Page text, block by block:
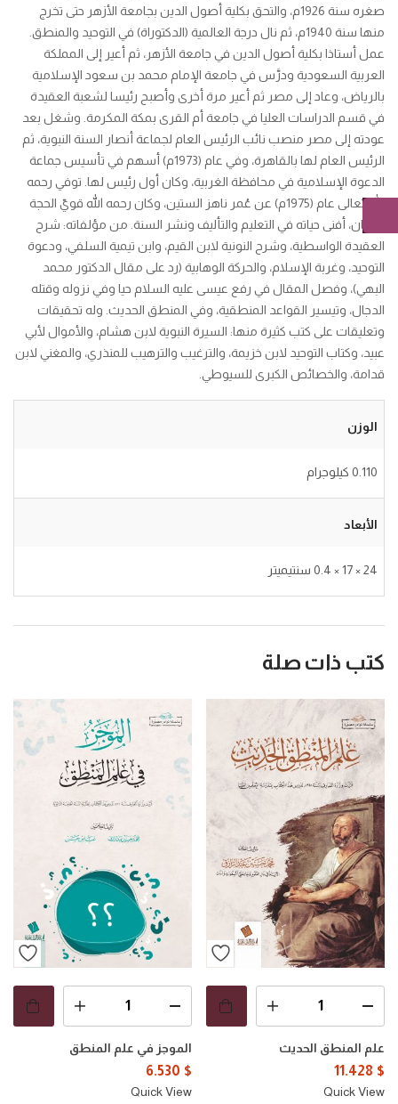
صغره سنة 1926م، والتحق بكلية أصول الدين بجامعة الأزهر حتى تخرج
منها سنة 1940م، ثم نال درجة العالمية (الدكتوراة) في التوحيد والمنطق.
عمل أستاذا بكلية أصول الدين في جامعة الأزهر، ثم أعير إلى المملكة
العربية السعودية ودرَّس في جامعة الإمام محمد بن سعود الإسلامية
بالرياض، وعاد إلى مصر ثم أعير مرة أخرى وأصبح رئيسا لشعبة العقيدة
في قسم الدراسات العليا في جامعة أم القرى بمكة المكرمة. وشغل بعد
عودته إلى مصر منصب نائب الرئيس العام لجماعة أنصار السنة النبوية، ثم
الرئيس العام لها بالقاهرة، وفي عام (1973م) أسهم في تأسيس جماعة
الدعوة الإسلامية في محافظة الغربية، وكان أول رئيس لها. توفي رحمه
الله تعالى عام (1975م) عن عُمر ناهز الستين، وكان رحمه الله قويّ الحجة
والبيان، أفنى حياته في التعليم والتأليف ونشر السنة. من مؤلفاته: شرح
العقيدة الواسطية، وشرح النونية لابن القيم، وابن تيمية السلفي، ودعوة
التوحيد، وغربة الإسلام، والحركة الوهابية (رد على مقال الدكتور محمد
البهي)، وفصل المقال في رفع عيسى عليه السلام حيا وفي نزوله وقتله
الدجال، وتيسير القواعد المنطقية، وفي المنطق الحديث. وله تحقيقات
وتعليقات على كتب كثيرة منها: السيرة النبوية لابن هشام، والأموال لأبي
عبيد، وكتاب التوحيد لابن خزيمة، والترغيب والترهيب للمنذري، والمغني لابن
قدامة، والخصائص الكبرى للسيوطي.
الوزن
0.110 كيلوجرام
الأبعاد
24 × 17 × 0.4 سنتيميتر
كتب ذات صلة
الموجز في علم المنطق
6.530 $
Quick View
علم المنطق الحديث
11.428 $
Quick View